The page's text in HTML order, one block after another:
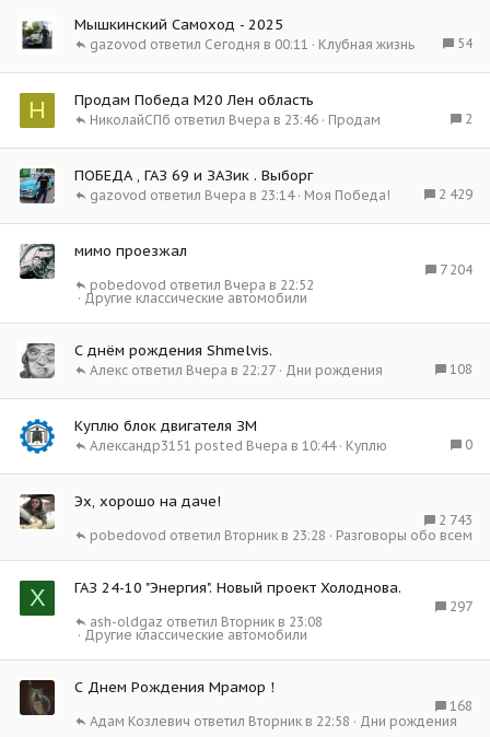
Мышкинский Самоход - 2025
54
Клубная жизнь
Сегодня в 00:11
gazovod
Н Продам Победа М20 Лен область
2
Продам
Вчера в 23:46
НиколайСПб
ПОБЕДА , ГАЗ 69 и ЗАЗик . Выборг
2 429
Моя Победа!
Вчера в 23:14
gazovod
мимо проезжал
7 204
Другие классические автомобили
Вчера в 22:52
pobedovod
С днём рождения Shmelvis.
108
Дни рождения
Вчера в 22:27
Алекс
Куплю блок двигателя ЗМ
0
Куплю
Вчера в 10:44
Александр3151
Эх, хорошо на даче!
2 743
Разговоры обо всем
Вторник в 23:28
pobedovod
Х ГАЗ 24-10 "Энергия". Новый проект Холоднова.
297
Другие классические автомобили
Вторник в 23:08
ash-oldgaz
С Днем Рождения Мрамор！
168
Дни рождения
Вторник в 22:58
Адам Козлевич